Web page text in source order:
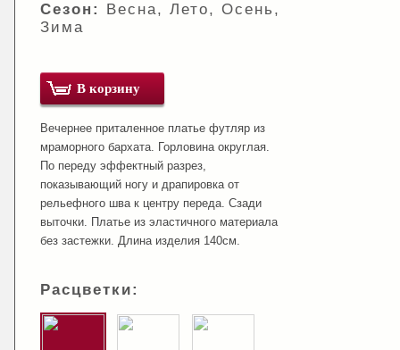
Сезон:
Весна, Лето, Осень,
Зима
В корзину
Вечернее приталенное платье футляр из
мраморного бархата. Горловина округлая.
По переду эффектный разрез,
показывающий ногу и драпировка от
рельефного шва к центру переда. Сзади
выточки. Платье из эластичного материала
без застежки. Длина изделия 140см.
Расцветки: